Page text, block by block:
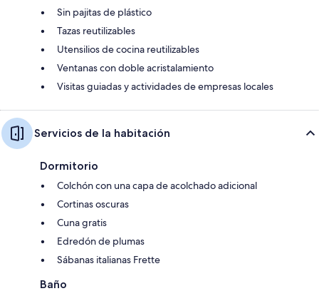
Sin pajitas de plástico
Tazas reutilizables
Utensilios de cocina reutilizables
Ventanas con doble acristalamiento
Visitas guiadas y actividades de empresas locales
Servicios de la habitación
Dormitorio
Colchón con una capa de acolchado adicional
Cortinas oscuras
Cuna gratis
Edredón de plumas
Sábanas italianas Frette
Baño